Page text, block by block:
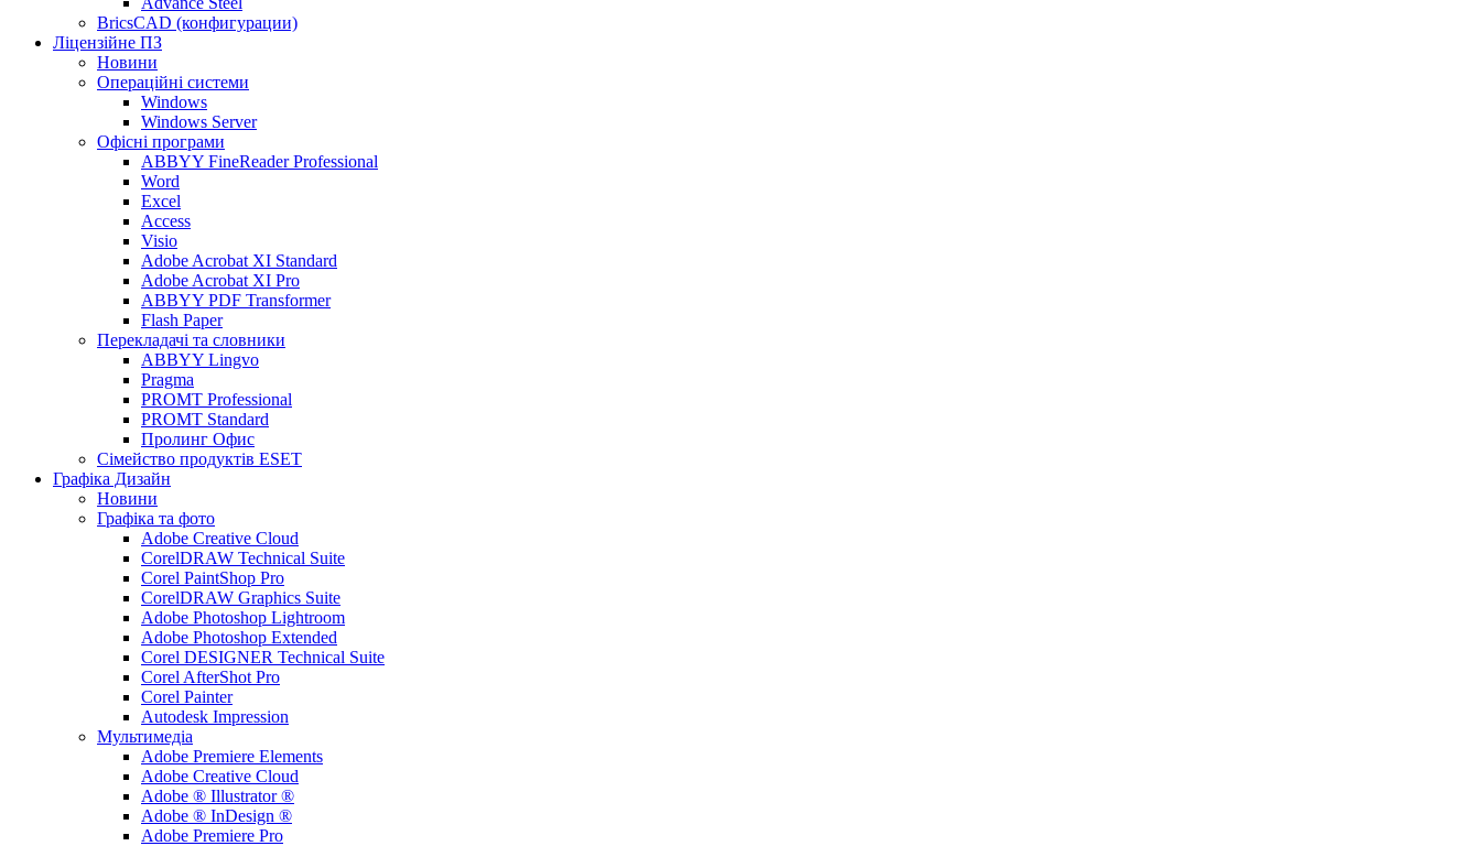
BricsCAD (конфигурации)
Ліцензійне ПЗ
Новини
Операційні системи
Windows
Windows Server
Офісні програми
ABBYY FineReader Professional
Word
Excel
Access
Visio
Adobe Acrobat XI Standard
Adobe Acrobat XI Pro
ABBYY PDF Transformer
Flash Paper
Перекладачі та словники
ABBYY Lingvo
Pragma
PROMT Professional
PROMT Standard
Пролинг Офис
Сімейство продуктів ESET
Графіка Дизайн
Новини
Графіка та фото
Adobe Creative Cloud
CorelDRAW Technical Suite
Corel PaintShop Pro
CorelDRAW Graphics Suite
Adobe Photoshop Lightroom
Adobe Photoshop Extended
Corel DESIGNER Technical Suite
Corel AfterShot Pro
Corel Painter
Autodesk Impression
Мультимедіа
Adobe Premiere Elements
Adobe Creative Cloud
Adobe ® Illustrator ®
Adobe ® InDesign ®
Adobe Premiere Pro